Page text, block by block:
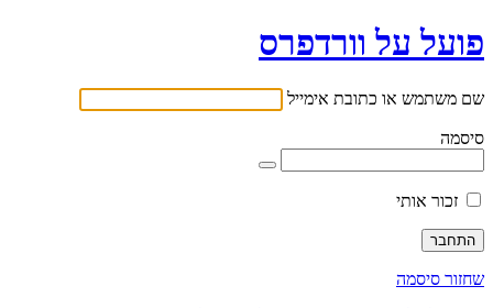
פועל על וורדפרס
שם משתמש או כתובת אימייל
סיסמה
זכור אותי
שחזור סיסמה